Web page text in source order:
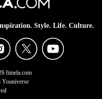
Style. Life. Culture.
fimela.com